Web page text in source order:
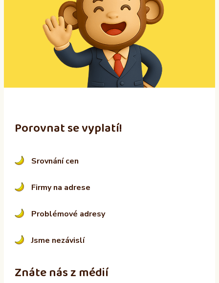
:
Porovnat se vyplatí!
Srovnání cen
Firmy na adrese
Problémové adresy
Jsme nezávislí
Znáte nás z médií